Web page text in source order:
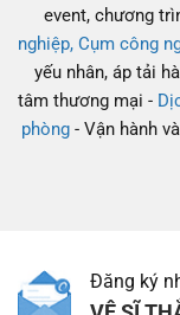
event, chương
nghiệp, Cụm công
yếu nhân, áp tải
tâm thương mại -
phòng - Vận hành
Đăng ký